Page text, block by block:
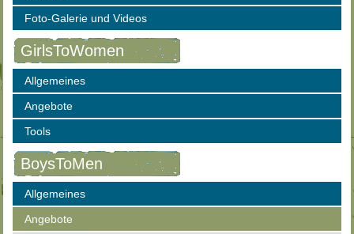
Foto-Galerie und Videos
GirlsToWomen
Allgemeines
Angebote
Tools
BoysToMen
Allgemeines
Angebote